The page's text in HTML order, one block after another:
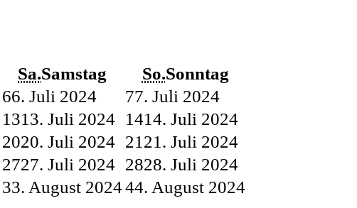
Sa.Samstag So.Sonntag
66. Juli 2024 77. Juli 2024
1313. Juli 2024 1414. Juli 2024
2020. Juli 2024 21 21. Juli 2024
2727. Juli 2024 2828. Juli 2024
33. August 202444. August 2024